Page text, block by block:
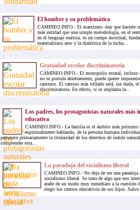
El hombre y su problemática
CAMINEO.INFO.- El marxismo -hay que hacerle
más entidad que una simple metodología, en el
en el lenguaje realista; es un cuerpo doctrinal,
materialismo ateo y la dialéctica de la lucha...
Gratuidad escolar discriminatoria
CAMINEO.INFO.- El monopolio estatal, incluso
no se postula abiertamente, puede querer
caminos. El camino más trillado será, sin duda, el
discriminatoria. En efecto, si se implanta la...
Los padres, los protagonistas naturales más
educativa
CAMINEO.INFO.- La familia es el ámbito más próximo
espiritualmente hablando, de la persona humana
pertenece primariamente la titularidad de los derechos de índole
comprender esta...
La paradoja del socialismo liberal
CAMINEO.INFO.- No deja de ser una paradoja
socialismo liberal. Se trata de algo que nos
atañe de un modo muy inmediato a la cuestión
elegir los centros educativos de sus hijos. Salvo